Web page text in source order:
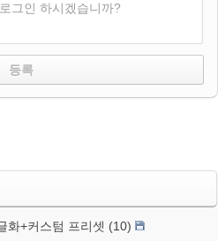
그인 하시겠습니까?
화+커스텀 프리셋 (10)